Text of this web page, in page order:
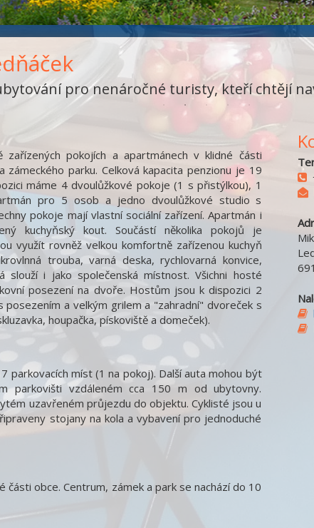
pro nenáročné turisty, kteří chtějí
zařízených pokojích a apartmánech v klidné části
zámeckého parku. Celková kapacita penzionu je 19
máme 4 dvoulůžkové pokoje (1 s přistýlkou), 1
pro 5 osob a jedno dvoulůžkové studio s
pokoje mají vlastní sociální zařízení. Apartmán i
kuchyňský kout. Součástí několika pokojů je
využít rovněž velkou komfortně zařízenou kuchyň
trouba, varná deska, rychlovarná konvice,
slouží i jako společenská místnost. Všichni hosté
posezení na dvoře. Hostům jsou k dispozici 2
a velkým grilem a "zahradní" dvoreček s
houpačka, pískoviště a domeček).
parkovacích míst (1 na pokoj). Další auta mohou být
parkovišti vzdáleném cca 150 m od ubytovny.
uzavřeném průjezdu do objektu. Cyklisté jsou u
stojany na kola a vybavení pro jednoduché
části obce. Centrum, zámek a park se nachází do 10